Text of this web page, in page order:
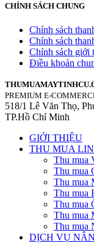
CHÍNH SÁCH CHUNG
Chính sách
Chính sách
Chính sách giới
Điều khoản
PREMIUM E-
518/1 Lê Văn Thọ,
TP.Hồ Chí Minh
GIỚI THIỆU
THU MUA
Thu mua
Thu mua
Thu mua
Thu mua
Thu mua
Thu mua
Thu mua
DỊCH VỤ